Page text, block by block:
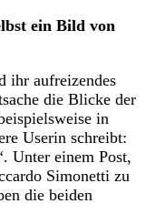
ein Bild von
ihr aufreizendes
die Blicke der
in
Userin schreibt:
Unter einem Post,
Simonetti zu
die beiden